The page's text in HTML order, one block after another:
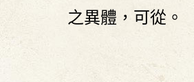
之異體，可從。